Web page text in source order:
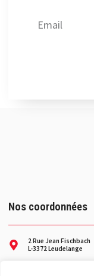
Nos coordonnées
2 Rue Jean Fischbach
L-3372 Leudelange